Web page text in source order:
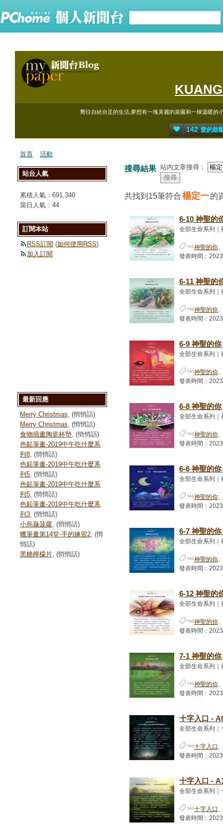
嚮往自給自足的生活,夢想有一塊美麗的菜園和一棟溫暖的
142 愛的鼓
首頁 活動
搜尋結果 站內文章搜尋：
共找到15筆符合楊定一的
6-10 神聖的
全部生命系列｜
神聖的你
發表時間：
6-11 神聖的
全部生命系列｜
神聖的你
發表時間：
6-9 神聖的
全部生命系列｜
神聖的你
發表時間：
6-8 神聖的
全部生命系列｜
神聖的你
發表時間：
6-6 神聖的
全部生命系列｜
神聖的你
發表時間：
6-7 神聖的
全部生命系列｜
神聖的你
發表時間：
6-12 神聖的
全部生命系列｜
神聖的你
發表時間：
7-1 神聖的
全部生命系列｜
神聖的你
發表時間：
十字入口 -
全部生命系列｜
十字入口
發表時間：
十字入口 -
全部生命系列｜
十字入口
發表時間：
站台人氣
累積人氣： 691,340
當日人氣： 44
訂閱本站
RSS訂閱 (如何使用RSS)
加入訂閱
最新回應
Merry Christmas , (悄悄話)
Merry Christmas , (悄悄話)
食物插畫陶瓷杯墊 , (悄悄話)
色鉛筆畫-2019中午吃什麼系
列8 , (悄悄話)
色鉛筆畫-2019中午吃什麼系
列5 , (悄悄話)
色鉛筆畫-2019中午吃什麼系
列5 , (悄悄話)
色鉛筆畫-2019中午吃什麼系
列3 , (悄悄話)
小烏龜菠蘿 , (悄悄話)
蠟筆畫第14堂-手的練習2 , (悄
悄話)
黑糖檸檬片 , (悄悄話)